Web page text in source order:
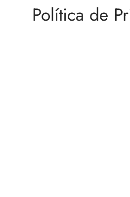
Política de
Nature Premium